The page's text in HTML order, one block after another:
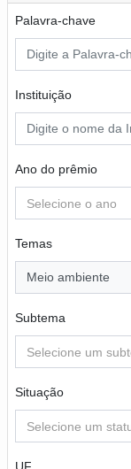
Palavra-chave
Instituição
Ano do prêmio
Selecione o ano
Temas
Meio ambiente
Subtema
Selecione um
Situação
Selecione um